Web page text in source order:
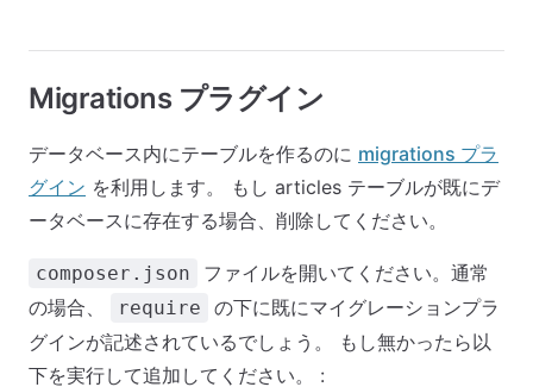
Migrations プラグイン
データベース内にテーブルを作るのに migrations プラ
グイン を利用します。 もし articles テーブルが既にデ
ータベースに存在する場合、削除してください。
composer.json
ファイルを開いてください。通常
の場合、
require
の下に既にマイグレーションプラ
グインが記述されているでしょう。 もし無かったら以
下を実行して追加してください。 :